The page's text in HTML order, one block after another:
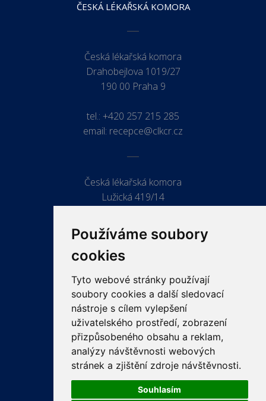
Používáme soubory
cookies
Tyto webové stránky používají
soubory cookies a další sledovací
nástroje s cílem vylepšení
uživatelského prostředí, zobrazení
přizpůsobeného obsahu a reklam,
analýzy návštěvnosti webových
stránek a zjištění zdroje návštěvnosti.
Souhlasím
ČESKÁ LÉKAŘSKÁ KOMORA
Česká lékařská komora
Drahobejlova 1019/27
190 00 Praha 9
tel.: +420 257 215 285
email: recepce@clkcr.cz
Česká lékařská komora
Lužická 419/14
ODKAZY
PRO LÉKAŘE
PRO VEŘEJNOST
VZDĚLÁVÁNÍ